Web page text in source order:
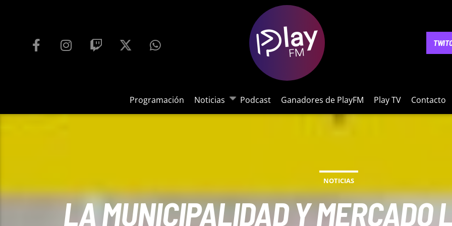
Programación Noticias Podcast Ganadores de PlayFM Play TV Contacto
NOTICIAS
NOTICIAS
LA MUNICIPALIDAD Y MERCADO